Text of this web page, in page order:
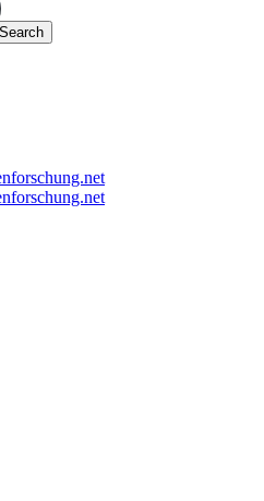
Search